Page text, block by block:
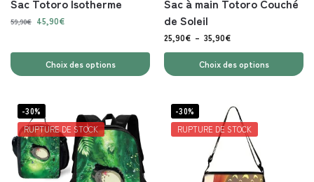
Sac Totoro Isotherme
59,90€ 45,90€
Choix des options
Sac à main Totoro Couché
de Soleil
25,90€ – 35,90€
Choix des options
-30%
RUPTURE DE STOCK
-30%
RUPTURE DE STOCK